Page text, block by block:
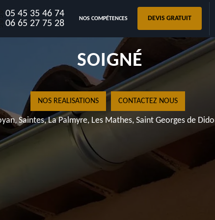
05 45 35 46 74
06 65 27 75 28
NOS COMPÉTENCES DEVIS GRATUIT
VIROUIL 17150 TRAVAIL
SOIGNÉ
NOS REALISATIONS CONTACTEZ NOUS
Saintes, La Palmyre, Les Mathes, Saint Georges de